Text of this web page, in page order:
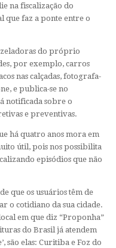
na fiscalização do
que faz a ponte entre o
zeladoras do próprio
por exemplo, carros
nas calçadas, fotografa-
e publica-se no
notificada sobre o
e preventivas.
há quatro anos mora em
útil, pois nos possibilita
episódios que não
que os usuários têm de
o cotidiano da sua cidade.
em que diz “Proponha”
do Brasil já atendem
são elas: Curitiba e Foz do